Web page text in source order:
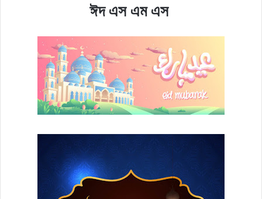
ঈদ এস এম এস